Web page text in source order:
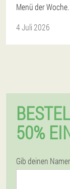
Menü der Woche.
4 Juli 2026
50%
Gib deinen